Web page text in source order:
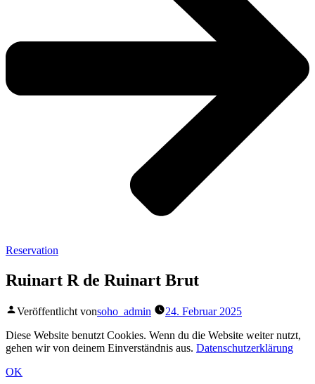
Reservation
Ruinart R de Ruinart Brut
Veröffentlicht vonsoho_admin
24. Februar 2025
Diese Website benutzt Cookies. Wenn du die Website weiter nutzt,
gehen wir von deinem Einverständnis aus. Datenschutzerklärung
OK